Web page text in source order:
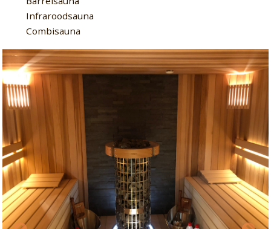
Infraroodsauna
Combisauna